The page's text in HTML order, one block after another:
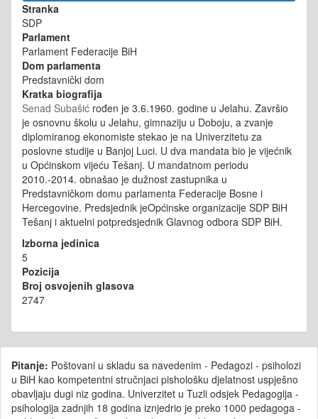
Stranka
SDP
Parlament
Parlament Federacije BiH
Dom parlamenta
Predstavnički dom
Kratka biografija
Senad Subašić rođen je 3.6.1960. godine u Jelahu. Završio
je osnovnu školu u Jelahu, gimnaziju u Doboju, a zvanje
diplomiranog ekonomiste stekao je na Univerzitetu za
poslovne studije u Banjoj Luci. U dva mandata bio je vijećnik
u Općinskom vijeću Tešanj. U mandatnom periodu
2010.-2014. obnašao je dužnost zastupnika u
Predstavničkom domu parlamenta Federacije Bosne i
Hercegovine. Predsjednik jeOpćinske organizacije SDP BiH
Tešanj i aktuelni potpredsjednik Glavnog odbora SDP BiH.
Izborna jedinica
5
Pozicija
Broj osvojenih glasova
2747
Pitanje: Poštovani u skladu sa navedenim - Pedagozi - psiholozi
u BiH kao kompetentni stručnjaci pishološku djelatnost uspješno
obavljaju dugi niz godina. Univerzitet u Tuzli odsjek Pedagogija -
psihologija zadnjih 18 godina iznjedrio je preko 1000 pedagoga -